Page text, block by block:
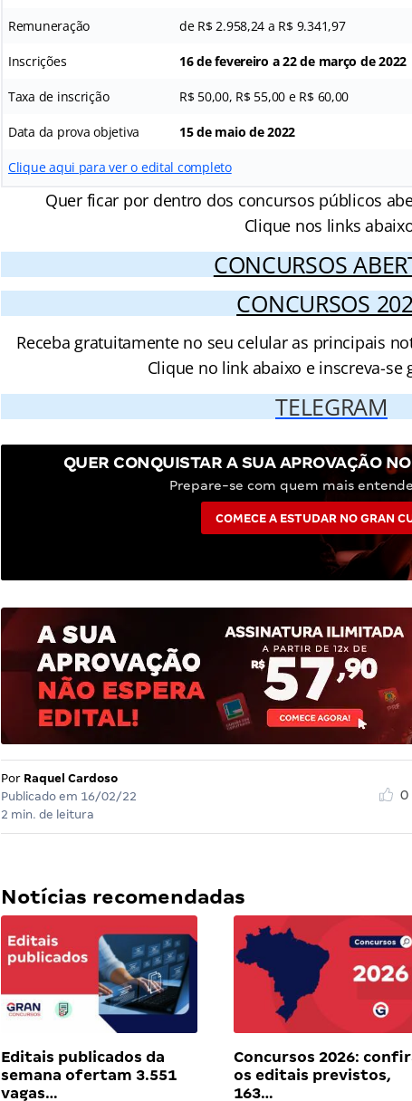
Remuneração de R$ 2.958,24 a R$ 9.341,97
Inscrições 16 de fevereiro a 22 de março de 2022
Taxa de inscrição R$ 50,00, R$ 55,00 e R$ 60,00
Data da prova objetiva 15 de maio de 2022
Clique aqui para ver o edital completo
Quer ficar por dentro dos concursos públicos
Clique nos links
CONCURSOS
CONCURSOS
Receba gratuitamente no seu celular as principais
Clique no link abaixo e inscreva-se
TELEGRAM
QUER CONQUISTAR A SUA APROVAÇÃO
Prepare-se com quem mais
COMECE A ESTUDAR NO GRAN
Por Raquel Cardoso
Publicado em 16/02/22
2 min. de leitura
0
Notícias recomendadas
Editais publicados da
semana ofertam 3.551
vagas…
Concursos 2026:
os editais previstos,
163…